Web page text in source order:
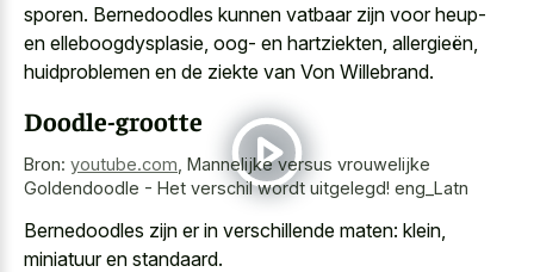
sporen. Bernedoodles kunnen vatbaar zijn voor heup-
en elleboogdysplasie, oog- en hartziekten, allergieën,
huidproblemen en de ziekte van Von Willebrand.
Doodle-grootte
Bron: youtube.com, Mannelijke versus vrouwelijke
Goldendoodle - Het verschil wordt uitgelegd! eng_Latn
Bernedoodles zijn er in verschillende maten: klein,
miniatuur en standaard.